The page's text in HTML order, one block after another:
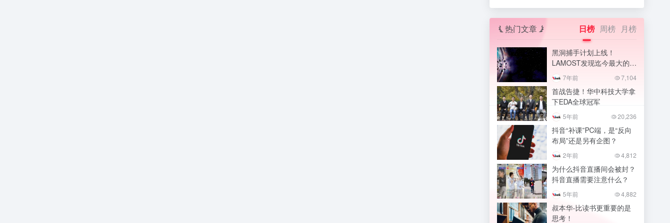
热门文章 日榜 周榜 月榜
黑洞捕手计划上线！
LAMOST发现迄今最大的恒
星级黑洞
7年前 7,104
首战告捷！华中科技大学拿
下EDA全球冠军
5年前 20,236
抖音“补课”PC端，是“反向
布局”还是另有企图？
2年前 4,812
为什么抖音直播间会被封？
抖音直播需要注意什么？
5年前 4,882
叔本华-比读书更重要的是
思考！